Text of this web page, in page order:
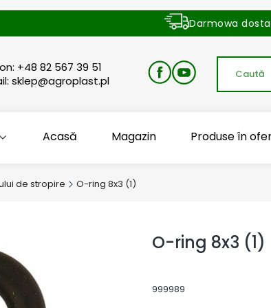
Darmowa
+48 82 567 39 51
sklep@agroplast.pl
Acasă Magazin Produse în
de stropire O-ring 8x3 (1)
O-ring 8x3 (1)
999989